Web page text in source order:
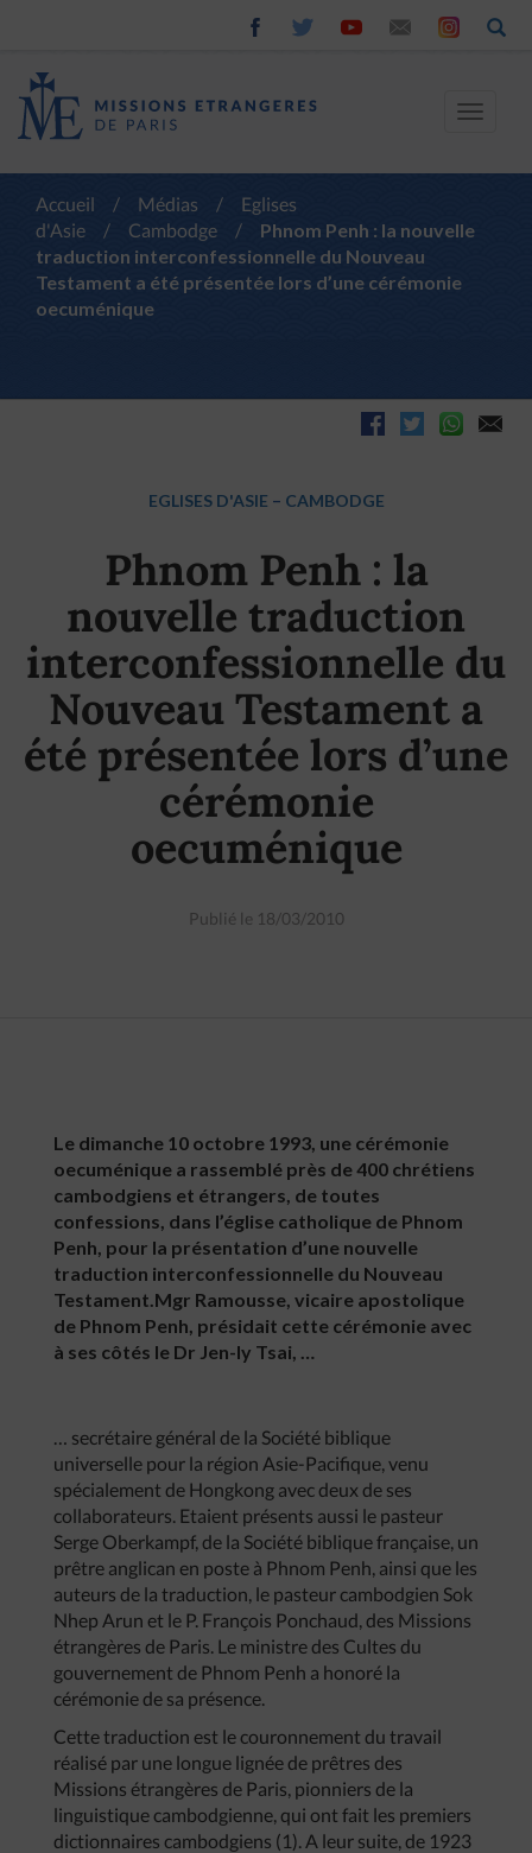
Toggle
Accueil / Médias /
Eglises
d'Asie
/ Cambodge /
Phnom Penh : la nouvelle
traduction interconfessionnelle du Nouveau
Testament a été présentée lors d’une cérémonie
oecuménique
EGLISES D'ASIE – CAMBODGE
Phnom Penh : la
nouvelle traduction
interconfessionnelle du
Nouveau Testament a
été présentée lors d’une
cérémonie
oecuménique
Publié le 18/03/2010
Le dimanche 10 octobre 1993, une cérémonie
oecuménique a rassemblé près de 400 chrétiens
cambodgiens et étrangers, de toutes
confessions, dans l’église catholique de Phnom
Penh, pour la présentation d’une nouvelle
traduction interconfessionnelle du Nouveau
Testament.Mgr Ramousse, vicaire apostolique
de Phnom Penh, présidait cette cérémonie avec
à ses côtés le Dr Jen-ly Tsai, …
… secrétaire général de la Société biblique
universelle pour la région Asie-Pacifique, venu
spécialement de Hongkong avec deux de ses
collaborateurs. Etaient présents aussi le pasteur
Serge Oberkampf, de la Société biblique française, un
prêtre anglican en poste à Phnom Penh, ainsi que les
auteurs de la traduction, le pasteur cambodgien Sok
Nhep Arun et le P. François Ponchaud, des Missions
étrangères de Paris. Le ministre des Cultes du
gouvernement de Phnom Penh a honoré la
cérémonie de sa présence.
Cette traduction est le couronnement du travail
réalisé par une longue lignée de prêtres des
Missions étrangères de Paris, pionniers de la
linguistique cambodgienne, qui ont fait les premiers
dictionnaires cambodgiens (1). A leur suite, de 1923